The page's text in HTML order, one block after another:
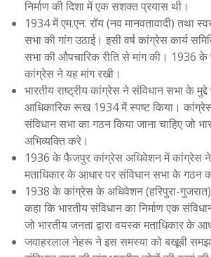
निर्माण की दिशा में एक सशक्त प्रयास थी।
1934 में एम.एन. रॉय (नव मानवतावादी) तथा
सभा की गांग उठाई। इसी वर्ष कांग्रेस कार्य
सभा की औपचारिक रीति से मांग की। 1936
कांग्रेस ने यह मांग रखी।
भारतीय राष्ट्रीय कांग्रेस ने संविधान सभा के
आधिकारिक रूख 1934 में स्पष्ट किया।
संविधान सभा का गठन किया जाना चाहिए जो
अभिव्यक्ति करे।
1936 के फैजपुर कांग्रेस अधिवेशन में कांग्रेस ने
मताधिकार के आधार पर संविधान सभा के गठन
1938 के कांग्रेस के अधिवेशन (हरिपुरा-
कहा कि भारतीय संविधान का निर्माण एक
जो भारतीय जनता द्वारा वयस्क मताधिकार के
जवाहरलाल नेहरू ने इस समस्या को बखूबी